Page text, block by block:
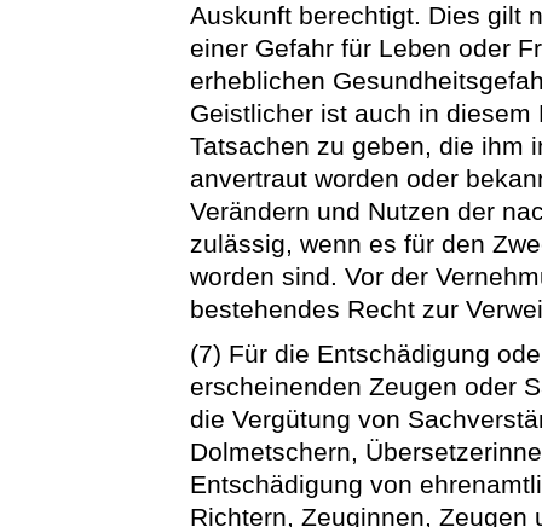
Auskunft berechtigt. Dies gilt
einer Gefahr für Leben oder
erheblichen
Geistlicher ist auch in
Tatsachen zu geben, die ihm
anvertraut worden oder
Verändern und Nutzen der
zulässig, wenn es für den
worden sind. Vor der
bestehendes Recht zur
(7) Für die Entschädigung
erscheinenden Zeugen oder
die Vergütung von
Dolmetschern,
Entschädigung von
Richtern, Zeuginnen, Zeugen